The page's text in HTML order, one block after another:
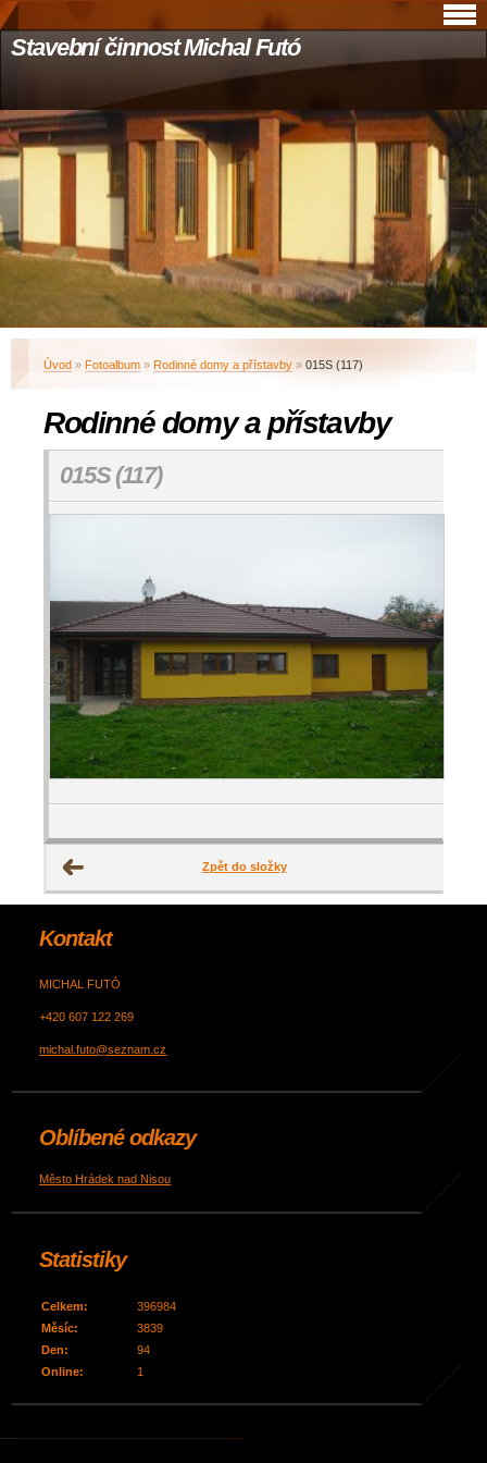
Stavební činnost Michal Futó
Úvod » Fotoalbum » Rodinné domy a přístavby » 015S (117)
Rodinné domy a přístavby
015S (117)
Zpět do složky
Kontakt
MICHAL FUTÓ
+420 607 122 269
michal.futo@seznam.cz
Oblíbené odkazy
Město Hrádek nad Nisou
Statistiky
Online: 1
Celkem:
396984
Měsíc:
3839
Den:
94